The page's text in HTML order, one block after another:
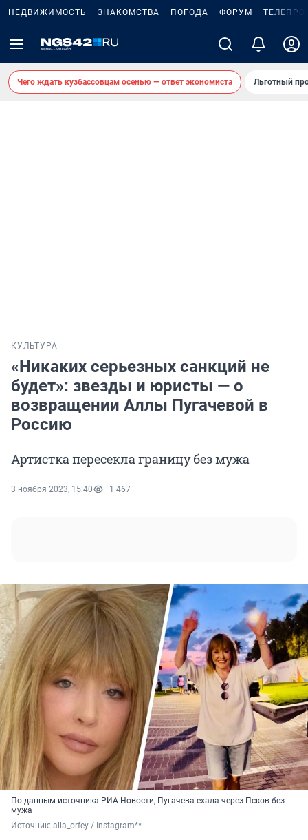
НЕДВИЖИМОСТЬ ЗНАКОМСТВА ПОГОДА ФОРУМ
Чего ждать кузбассовцам осенью — ответ экономиста Льготный
КУЛЬТУРА
«Никаких серьезных санкций не
будет»: звезды и юристы — о
возвращении Аллы Пугачевой в
Россию
Артистка пересекла границу без мужа
3 ноября 2023, 15:40 1 467
По данным источника РИА Новости, Пугачева ехала через Псков без
мужа
Источник: alla_orfey / Instagram**